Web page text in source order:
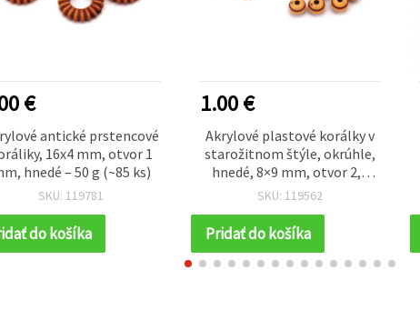
€
antické prstencové
16x4 mm, otvor 1
hnedé – 50 g (~85 ks)
SKU: 119781
do košíka
1.00 €
Akrylové plastové korálky v
starožitnom štýle, okrúhle,
hnedé, 8×9 mm, otvor 2,5
mm, 50 g (~105 ks)
SKU: 119562
Pridať do košíka